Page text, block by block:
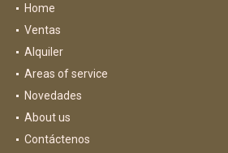
Home
Ventas
Alquiler
Areas of service
Novedades
About us
Contáctenos